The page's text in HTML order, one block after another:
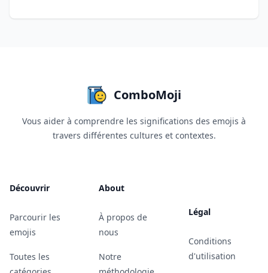
ComboMoji
Vous aider à comprendre les significations des emojis à
travers différentes cultures et contextes.
Découvrir
Parcourir les
emojis
Toutes les
About
À propos de
nous
Notre
Légal
Conditions
d'utilisation